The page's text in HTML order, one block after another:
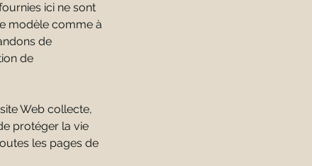
ici ne sont
modèle comme à
de
de
Web collecte,
protéger la vie
les pages de